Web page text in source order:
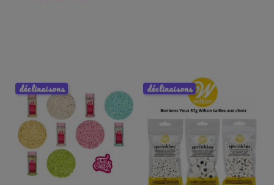
déclinaisons déclinaisons